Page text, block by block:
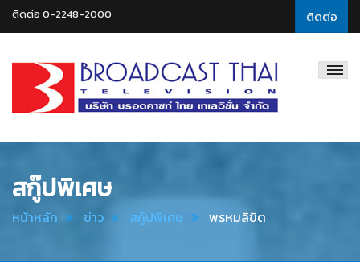
ติดต่อ
ติดต่อ 0-2248-2000
Thai
สกู๊ปพิเศษ
หน้าหลัก ข่าว สกู๊ปพิเศษ พรหมลิขิต